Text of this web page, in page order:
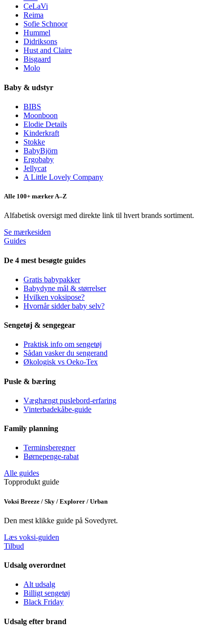
CeLaVi
Reima
Sofie Schnoor
Hummel
Didriksons
Hust and Claire
Bisgaard
Molo
Baby & udstyr
BIBS
Moonboon
Elodie Details
Kinderkraft
Stokke
BabyBjörn
Ergobaby
Jellycat
A Little Lovely Company
Alle 100+ mærker A–Z
Alfabetisk oversigt med direkte link til hvert brands sortiment.
Se mærkesiden
Guides
De 4 mest besøgte guides
Gratis babypakker
Babydyne mål & størrelser
Hvilken voksipose?
Hvornår sidder baby selv?
Sengetøj & sengegear
Praktisk info om sengetøj
Sådan vasker du sengerand
Økologisk vs Oeko-Tex
Pusle & bæring
Væghængt puslebord-erfaring
Vinterbadekåbe-guide
Family planning
Terminsberegner
Børnepenge-rabat
Alle guides
Topprodukt guide
Voksi Breeze / Sky / Explorer / Urban
Den mest klikke guide på Sovedyret.
Læs voksi-guiden
Tilbud
Udsalg overordnet
Alt udsalg
Billigt sengetøj
Black Friday
Udsalg efter brand